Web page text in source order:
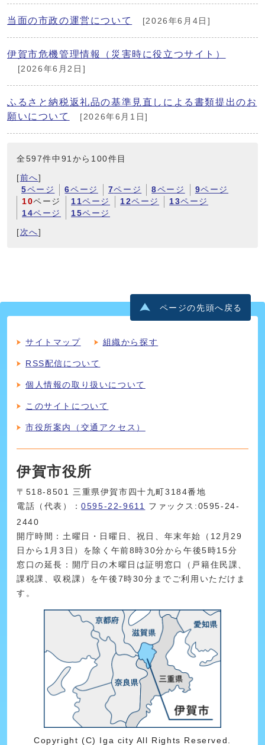
当面の市政の運営について [2026年6月4日]
伊賀市危機管理情報（災害時に役立つサイト）
[2026年6月2日]
ふるさと納税返礼品の基準見直しによる書類提出のお
願いについて
[2026年6月1日]
全597件中91から100件目
[前へ]
5ページ 6ページ 7ページ 8ページ 9ページ
10ページ 11ページ 12ページ 13ページ
14ページ 15ページ
[ 次へ]
ページの先頭へ戻る
サイトマップ 組織から探す
RSS配信について
個人情報の取り扱いについて
このサイトについて
市役所案内（交通アクセス）
伊賀市役所
〒518-8501 三重県伊賀市四十九町3184番地
電話（代表）：0595-22-9611
ファックス:0595-24-
2440
開庁時間：土曜日・日曜日、祝日、年末年始（12月29
日から1月3日）を除く午前8時30分から午後5時15分
窓口の延長：開庁日の木曜日は証明窓口（戸籍住民課、
課税課、収税課）を午後7時30分までご利用いただけま
す。
Copyright (C) Iga city All Rights Reserved.